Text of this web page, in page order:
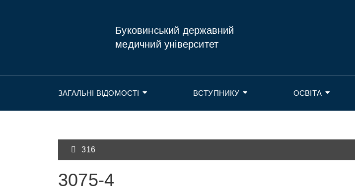
Буковинський державний
медичний університет
ЗАГАЛЬНІ ВІДОМОСТІ ВСТУПНИКУ ОСВІТА
316
3075-4